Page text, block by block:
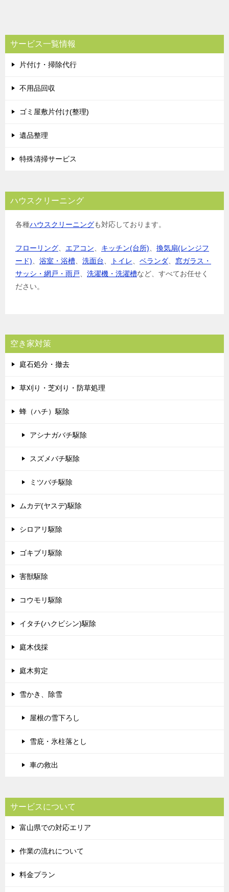
ビ
ゲ
ー
シ
サービス一覧情報
片付け・掃除代行
不用品回収
ゴミ屋敷片付け(整理)
遺品整理
特殊清掃サービス
ハウスクリーニング
各種ハウスクリーニングも対応しております。
フローリング エアコン キッチン(台所)
換気扇(レンジフ
ード)
浴室・浴槽 洗面台 トイレ ベランダ
窓ガラス・
サッシ・網戸・雨戸
洗濯機・洗濯槽など、すべてお任せく
ださい。
空き家対策
庭石処分・撤去
草刈り・芝刈り・防草処理
蜂（ハチ）駆除
アシナガバチ駆除
スズメバチ駆除
ミツバチ駆除
ムカデ(ヤスデ)駆除
シロアリ駆除
ゴキブリ駆除
害獣駆除
コウモリ駆除
イタチ(ハクビシン)駆除
庭木伐採
庭木剪定
雪かき、除雪
屋根の雪下ろし
雪庇・氷柱落とし
車の救出
サービスについて
富山県での対応エリア
作業の流れについて
料金プラン